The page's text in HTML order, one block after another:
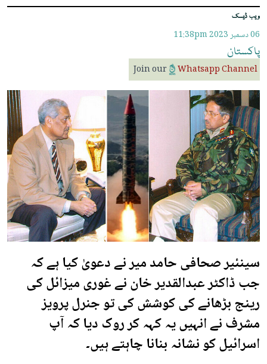
ویب ڈیسک
06 دسمبر 2023 11:38pm
پاکستان
Join our Whatsapp Channel
سینئیر صحافی حامد میر نے دعویٰ کیا ہے کہ
جب ڈاکٹر عبدالقدیر خان نے غوری میزائل کی
رینج بڑھانے کی کوشش کی تو جنرل پرویز
مشرف نے انہیں یہ کہہ کر روک دیا کہ آپ
اسرائیل کو نشانہ بنانا چاہتے ہیں۔